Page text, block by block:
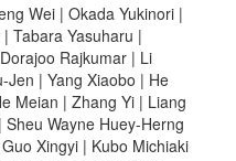
Wei | Okada Yukinori |
Tabara Yasuharu |
Rajkumar | Li
Jen | Yang Xiaobo | He
Meian | Zhang Yi | Liang
Wayne Huey-Herng
Xingyi | Kubo Michiaki